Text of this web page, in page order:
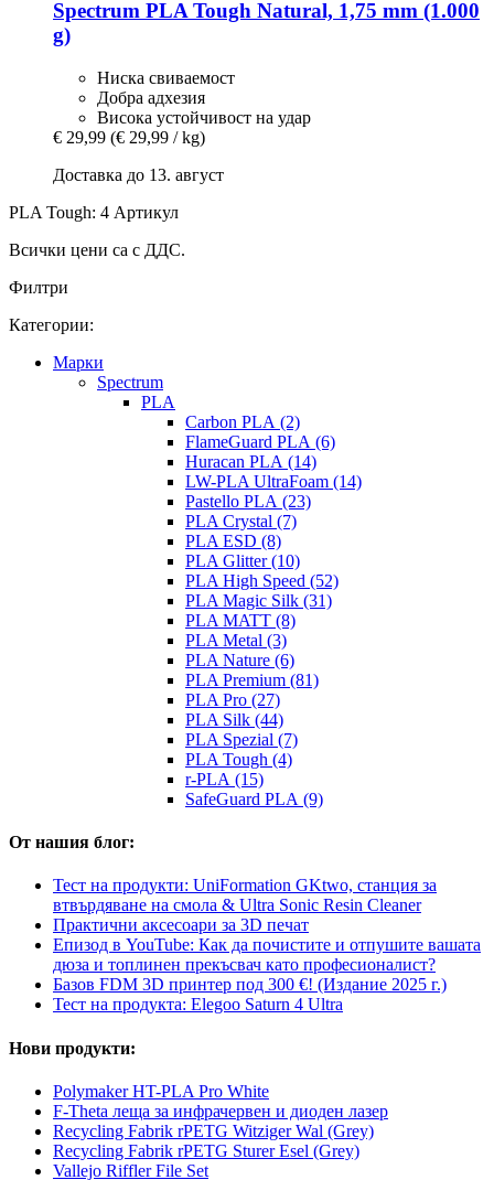
Spectrum PLA Tough Natural, 1,75 mm (1.000
g)
Ниска свиваемост
Добра адхезия
Висока устойчивост на удар
€ 29,99 (€ 29,99 / kg)
Доставка до 13. август
PLA Tough: 4 Артикул
Всички цени са с ДДС.
Филтри
Категории:
Mарки
Spectrum
PLA
Carbon PLA (2)
FlameGuard PLA (6)
Huracan PLA (14)
LW-PLA UltraFoam (14)
Pastello PLA (23)
PLA Crystal (7)
PLA ESD (8)
PLA Glitter (10)
PLA High Speed (52)
PLA Magic Silk (31)
PLA MATT (8)
PLA Metal (3)
PLA Nature (6)
PLA Premium (81)
PLA Pro (27)
PLA Silk (44)
PLA Spezial (7)
PLA Tough (4)
r-PLA (15)
SafeGuard PLA (9)
От нашия блог:
Тест на продукти: UniFormation GKtwo, станция за
втвърдяване на смола & Ultra Sonic Resin Cleaner
Практични аксесоари за 3D печат
Епизод в YouTube: Как да почистите и отпушите вашата
дюза и топлинен прекъсвач като професионалист?
Базов FDM 3D принтер под 300 €! (Издание 2025 г.)
Тест на продукта: Elegoo Saturn 4 Ultra
Нови продукти:
Polymaker HT-PLA Pro White
F-Theta леща за инфрачервен и диоден лазер
Recycling Fabrik rPETG Witziger Wal (Grey)
Recycling Fabrik rPETG Sturer Esel (Grey)
Vallejo Riffler File Set